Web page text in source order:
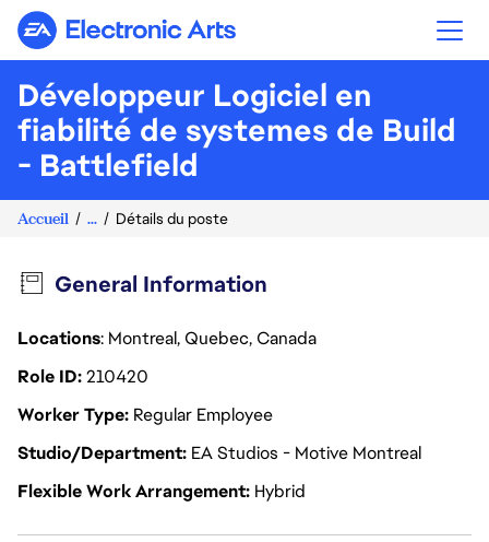
Electronic Arts
Développeur Logiciel en
fiabilité de systemes de Build
- Battlefield
Accueil ... Détails du poste
General Information
Locations: Montreal, Quebec, Canada
Role ID210420
Worker Type Regular Employee
Studio/Department EA Studios - Motive Montreal
Flexible Work Arrangement Hybrid